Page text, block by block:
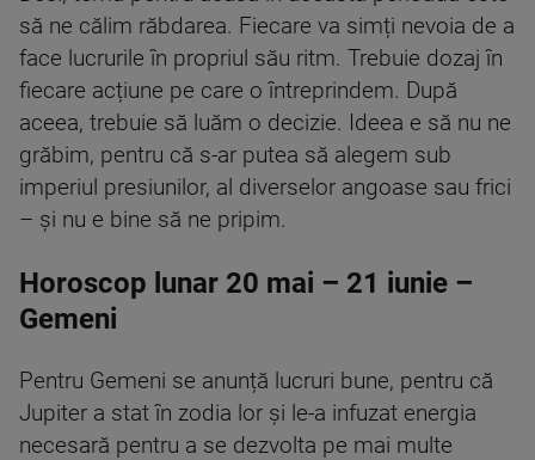
să ne călim răbdarea. Fiecare va simți nevoia de a
face lucrurile în propriul său ritm. Trebuie dozaj în
fiecare acțiune pe care o întreprindem. După
aceea, trebuie să luăm o decizie. Ideea e să nu ne
grăbim, pentru că s-ar putea să alegem sub
imperiul presiunilor, al diverselor angoase sau frici
– și nu e bine să ne pripim.
Horoscop lunar 20 mai – 21 iunie –
Gemeni
Pentru Gemeni se anunță lucruri bune, pentru că
Jupiter a stat în zodia lor și le-a infuzat energia
necesară pentru a se dezvolta pe mai multe